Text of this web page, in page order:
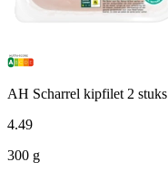
AH Scharrel kipfilet 2 stuks
4.49
300 g